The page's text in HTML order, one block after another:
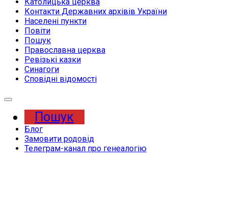
Католицька церква
Контакти Державних архівів України
Населені пункти
Повіти
Пошук
Православна церква
Ревізькі казки
Синагоги
Сповідні відомості
Expand
Пошук
Блог
Замовити родовід
Телеграм-канал про генеалогію